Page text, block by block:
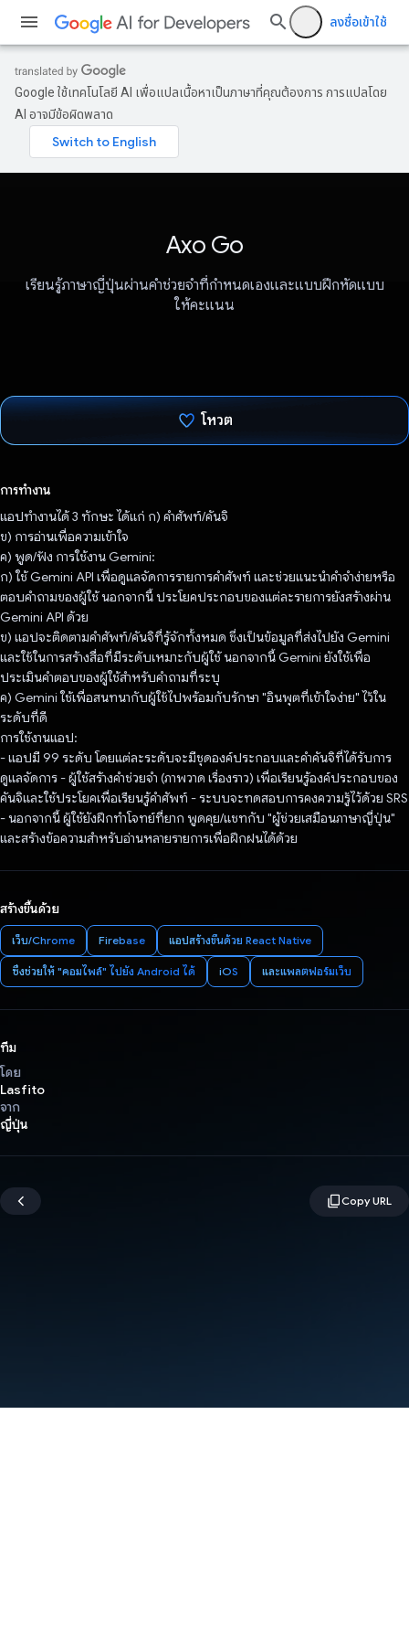
ลงชื่อเข้าใช้
Google ใช้เทคโนโลยี AI เพื่อแปลเนื้อหาเป็นภาษาที่คุณต้องการ การแปลโดย
AI อาจมีข้อผิดพลาด
Axo Go
เรียนรู้ภาษาญี่ปุ่นผ่านคําช่วยจําที่กําหนดเองและแบบฝึกหัดแบบ
ให้คะแนน
โหวต
การทำงาน
แอปทำงานได้ 3 ทักษะ ได้แก่ ก) คําศัพท์/คันจิ
ข) การอ่านเพื่อความเข้าใจ
ค) พูด/ฟัง การใช้งาน Gemini:
ก) ใช้ Gemini API เพื่อดูแลจัดการรายการคําศัพท์ และช่วยแนะนำคําจำง่ายหรือ
ตอบคําถามของผู้ใช้ นอกจากนี้ ประโยคประกอบของแต่ละรายการยังสร้างผ่าน
Gemini API ด้วย
ข) แอปจะติดตามคําศัพท์/คันจิที่รู้จักทั้งหมด ซึ่งเป็นข้อมูลที่ส่งไปยัง Gemini
และใช้ในการสร้างสื่อที่มีระดับเหมาะกับผู้ใช้ นอกจากนี้ Gemini ยังใช้เพื่อ
ประเมินคำตอบของผู้ใช้สำหรับคำถามที่ระบุ
ค) Gemini ใช้เพื่อสนทนากับผู้ใช้ไปพร้อมกับรักษา "อินพุตที่เข้าใจง่าย" ไว้ใน
ระดับที่ดี
การใช้งานแอป:
- แอปมี 99 ระดับ โดยแต่ละระดับจะมีชุดองค์ประกอบและคำคันจิที่ได้รับการ
ดูแลจัดการ - ผู้ใช้สร้างคําช่วยจํา (ภาพวาด เรื่องราว) เพื่อเรียนรู้องค์ประกอบของ
คันจิและใช้ประโยคเพื่อเรียนรู้คําศัพท์ - ระบบจะทดสอบการคงความรู้ไว้ด้วย SRS
- นอกจากนี้ ผู้ใช้ยังฝึกทำโจทย์ที่ยาก พูดคุย/แชทกับ "ผู้ช่วยเสมือนภาษาญี่ปุ่น"
และสร้างข้อความสำหรับอ่านหลายรายการเพื่อฝึกฝนได้ด้วย
สร้างขึ้นด้วย
เว็บ/Chrome Firebase แอปสร้างขึ้นด้วย React Native
ซึ่งช่วยให้ "คอมไพล์" ไปยัง Android ได้ iOS และแพลตฟอร์มเว็บ
ทีม
โดย
Lasfito
จาก
ญี่ปุ่น